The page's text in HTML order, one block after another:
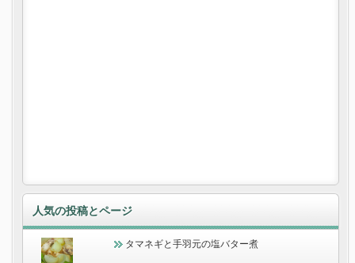
人気の投稿とページ
タマネギと手羽元の塩バター煮